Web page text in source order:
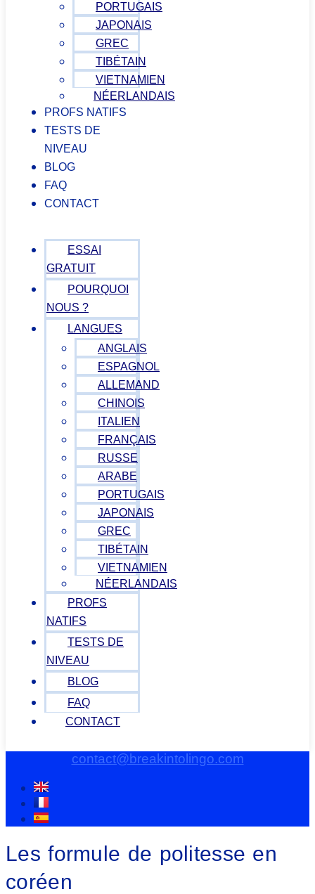
PORTUGAIS
JAPONAIS
GREC
TIBÉTAIN
VIETNAMIEN
NÉERLANDAIS
PROFS NATIFS
TESTS DE
NIVEAU
BLOG
FAQ
CONTACT
ESSAI
GRATUIT
POURQUOI
NOUS ?
LANGUES
ANGLAIS
ESPAGNOL
ALLEMAND
CHINOIS
ITALIEN
FRANÇAIS
RUSSE
ARABE
PORTUGAIS
JAPONAIS
GREC
TIBÉTAIN
VIETNAMIEN
NÉERLANDAIS
PROFS
NATIFS
TESTS DE
NIVEAU
BLOG
FAQ
CONTACT
contact@breakintolingo.com
Les formule de politesse en
coréen